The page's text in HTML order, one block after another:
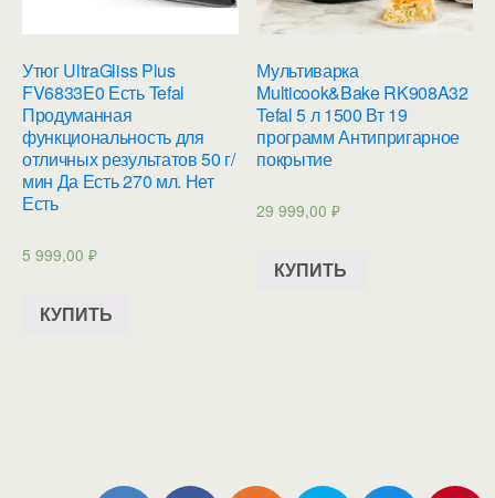
Утюг UltraGliss Plus
FV6833E0 Есть Tefal
Продуманная
функциональность для
отличных результатов 50 г/
мин Да Есть 270 мл. Нет
Есть
5 999,00 ₽
КУПИТЬ
Мультиварка
Multicook&Bake RK908A32
Tefal 5 л 1500 Вт 19
программ Антипригарное
покрытие
29 999,00₽
КУПИТЬ